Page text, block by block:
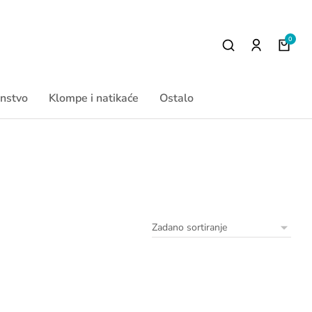
Klompe i natikaće Ostalo